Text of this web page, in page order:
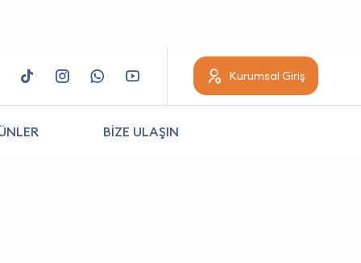
Kurumsal Giriş
BİZE ULAŞIN